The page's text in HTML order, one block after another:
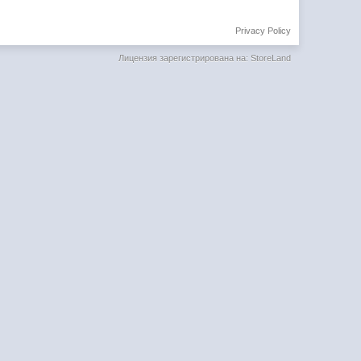
Privacy Policy
Лицензия зарегистрирована на: StoreLand